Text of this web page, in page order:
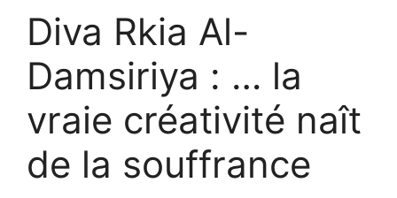
Diva Rkia Al-
Damsiriya : … la
vraie créativité naît
de la souffrance